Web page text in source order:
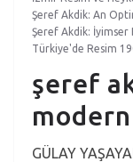
Şeref Akdik: An
Şeref Akdik: İyimser
Türkiye'de Resim
şeref
GÜLAY